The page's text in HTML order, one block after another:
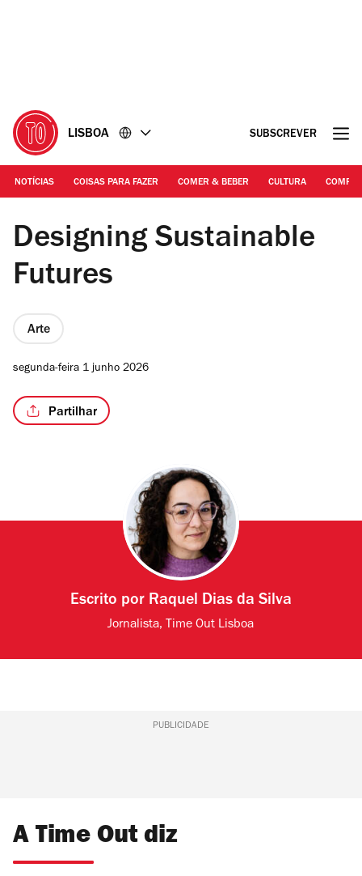
LISBOA SUBSCREVER
NOTÍCIAS COISAS PARA FAZER COMER & BEBER CULTURA
DR | Designing Sustainable Futures
Designing Sustainable
Futures
Arte
segunda-feira 1 junho 2026
Partilhar
Escrito por Raquel Dias da Silva
Jornalista, Time Out Lisboa
PUBLICIDADE
A Time Out diz